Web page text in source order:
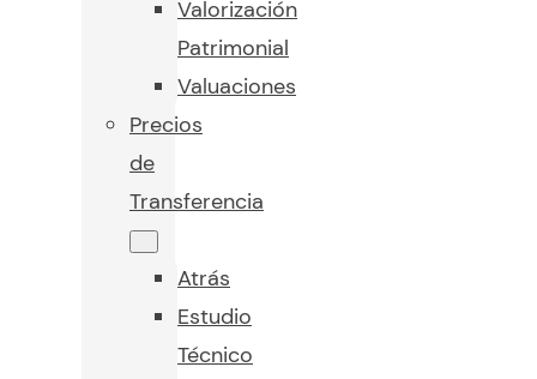
Valorización
Patrimonial
Valuaciones
Precios
de
Transferencia
Atrás
Estudio
Técnico